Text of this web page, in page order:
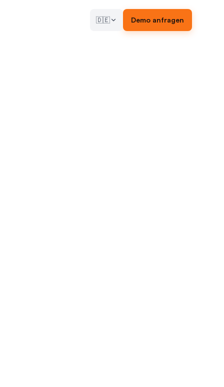
🇩🇪 Demo anfragen